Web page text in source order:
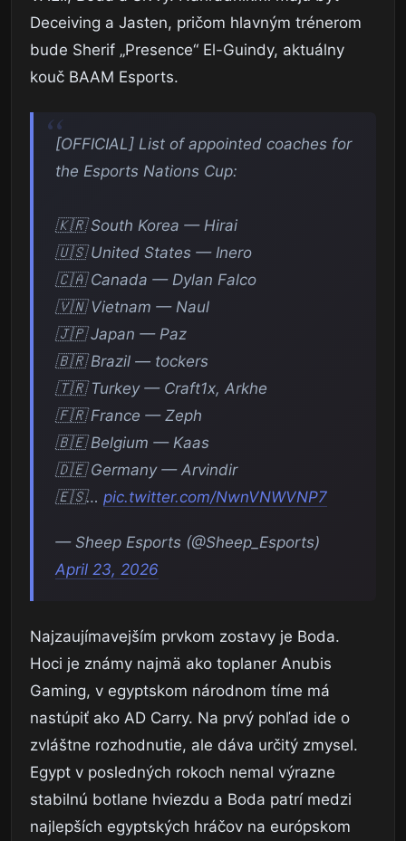
Deceiving a Jasten, pričom hlavným trénerom
bude Sherif „Presence“ El-Guindy, aktuálny
kouč BAAM Esports.
[OFFICIAL] List of appointed coaches for
the Esports Nations Cup:
🇰🇷 South Korea — Hirai
🇺🇸 United States — Inero
🇨🇦 Canada — Dylan Falco
🇻🇳 Vietnam — Naul
🇯🇵 Japan — Paz
🇧🇷 Brazil — tockers
🇹🇷 Turkey — Craft1x, Arkhe
🇫🇷 France — Zeph
🇧🇪 Belgium — Kaas
🇩🇪 Germany — Arvindir
🇪🇸… pic.twitter.com/NwnVNWVNP7
— Sheep Esports (@Sheep_Esports)
April 23, 2026
Najzaujímavejším prvkom zostavy je Boda.
Hoci je známy najmä ako toplaner Anubis
Gaming, v egyptskom národnom tíme má
nastúpiť ako AD Carry. Na prvý pohľad ide o
zvláštne rozhodnutie, ale dáva určitý zmysel.
Egypt v posledných rokoch nemal výrazne
stabilnú botlane hviezdu a Boda patrí medzi
najlepších egyptských hráčov na európskom